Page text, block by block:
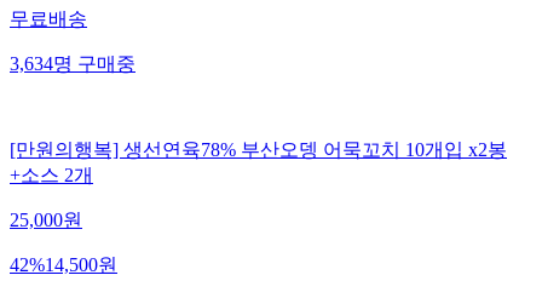
무료배송
3,634명구매중
[만원의행복] 생선연육78% 부산오뎅 어묵꼬치 10개입 x2봉
+소스 2개
25,000원
42%14,500원